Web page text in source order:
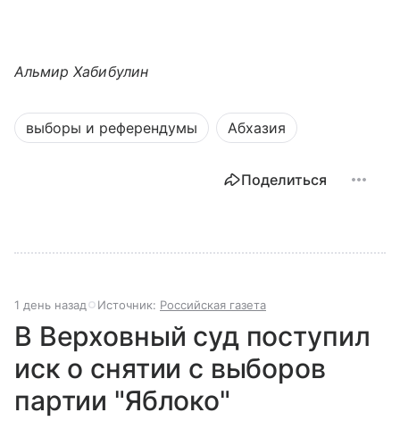
Альмир Хабибулин
выборы и референдумы Абхазия
Поделиться
1 день назад Источник: Российская газета
В Верховный суд поступил
иск о снятии с выборов
партии "Яблоко"